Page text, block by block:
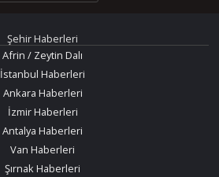
Şehir Haberleri
Afrin / Zeytin Dalı
İstanbul Haberleri
Ankara Haberleri
İzmir Haberleri
Antalya Haberleri
Van Haberleri
Şırnak Haberleri